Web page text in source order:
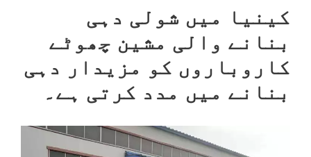
کینیا میں شولی دہی
بنانے والی مشین چھوٹے
کاروباروں کو مزیدار دہی
بنانے میں مدد کرتی ہے۔